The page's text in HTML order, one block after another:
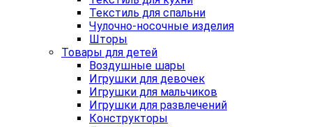
Текстиль для спальни
Чулочно-носочные изделия
Шторы
Товары для детей
Воздушные шары
Игрушки для девочек
Игрушки для мальчиков
Игрушки для развлечений
Конструкторы